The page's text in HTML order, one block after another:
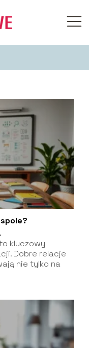
kluczowy
Dobre relacje
nie tylko na